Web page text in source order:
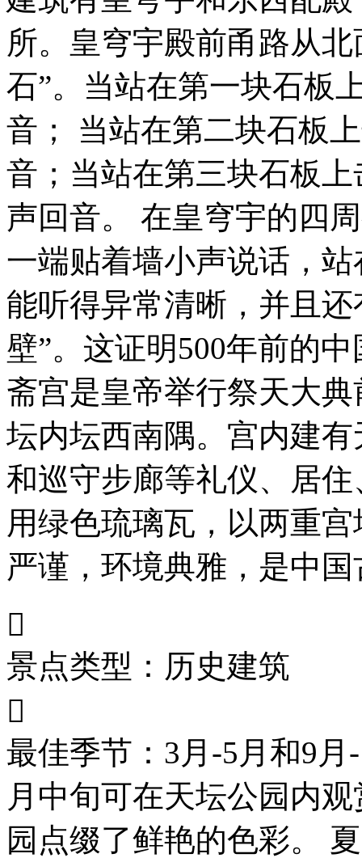
所。皇穹宇殿前甬路从
石”。当站在第一块石板
音； 当站在第二块石板
音；当站在第三块石板
声回音。 在皇穹宇的四
一端贴着墙小声说话，
能听得异常清晰，并且
壁”。这证明500年前的
斋宫是皇帝举行祭天大
坛内坛西南隅。宫内建
和巡守步廊等礼仪、居
用绿色琉璃瓦，以两重
严谨，环境典雅，是中

景点类型：历史建筑

最佳季节：3月-5月和9
月中旬可在天坛公园内
园点缀了鲜艳的色彩。